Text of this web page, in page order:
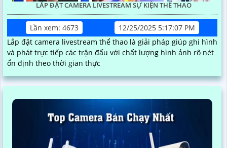
LẮP ĐẶT CAMERA LIVESTREAM SỰ KIỆN THỂ THAO
Lần xem: 4673
12/25/2025 5:17:07 PM
Lắp đặt camera livestream thể thao là giải pháp giúp ghi hình
và phát trực tiếp các trận đấu với chất lượng hình ảnh rõ nét
ổn định theo thời gian thực